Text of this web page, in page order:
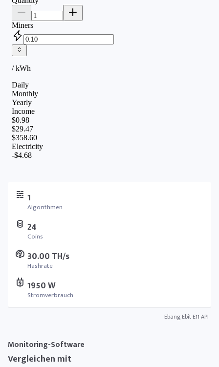
1
Algorithmen
24
Coins
30.00 TH/s
Hashrate
1950 W
Stromverbrauch
Ebang Ebit E11 API
Monitoring-Software
Vergleichen mit